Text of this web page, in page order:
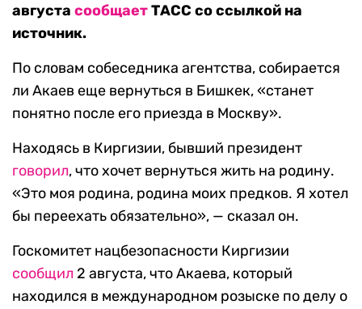
августа сообщаетТАСС со ссылкой на
источник.
По словам собеседника агентства, собирается
ли Акаев еще вернуться в Бишкек, «станет
понятно после его приезда в Москву».
Находясь в Киргизии, бывший президент
говорил, что хочет вернуться жить на родину.
«Это моя родина, родина моих предков. Я хотел
бы переехать обязательно», — сказал он.
Госкомитет нацбезопасности Киргизии
сообщил 2 августа, что Акаева, который
находился в международном розыске по делу о